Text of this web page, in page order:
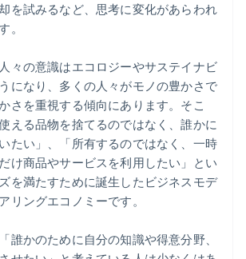
を試みるなど、思考に変化があらわれ
。
々の意識はエコロジーやサステイナビ
になり、多くの人々がモノの豊かさで
さを重視する傾向にあります。そこ
える品物を捨てるのではなく、誰かに
たい」、「所有するのではなく、一時
け商品やサービスを利用したい」とい
を満たすために誕生したビジネスモデ
リングエコノミーです。
誰かのために自分の知識や得意分野、